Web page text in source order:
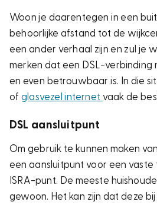
Woon je daarentegen in een
behoorlijke afstand tot de
een ander verhaal zijn en zul je
merken dat een DSL-verbinding
en even betrouwbaar is. In die
ofglasvezel internet vaak de
DSL aansluitpunt
Om gebruik te kunnen maken
een aansluitpunt voor een vaste
ISRA-punt. De meeste
gewoon. Het kan zijn dat deze